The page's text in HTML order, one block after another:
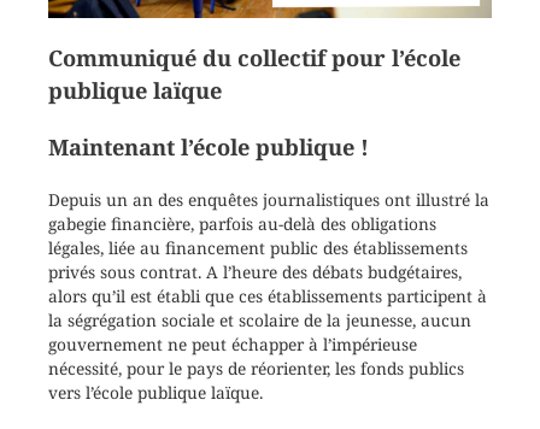
Communiqué du collectif pour l’école
publique laïque
Maintenant l’école publique !
Depuis un an des enquêtes journalistiques ont illustré la
gabegie financière, parfois au-delà des obligations
légales, liée au financement public des établissements
privés sous contrat. A l’heure des débats budgétaires,
alors qu’il est établi que ces établissements participent à
la ségrégation sociale et scolaire de la jeunesse, aucun
gouvernement ne peut échapper à l’impérieuse
nécessité, pour le pays de réorienter, les fonds publics
vers l’école publique laïque.